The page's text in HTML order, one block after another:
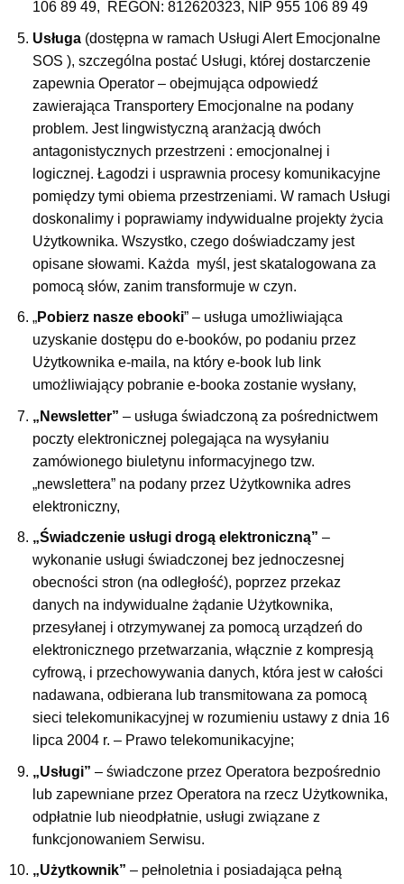
106 89 49, REGON: 812620323, NIP 955 106 89 49
Usługa (dostępna w ramach Usługi Alert Emocjonalne
SOS ), szczególna postać Usługi, której dostarczenie
zapewnia Operator – obejmująca odpowiedź
zawierająca Transportery Emocjonalne na podany
problem. Jest lingwistyczną aranżacją dwóch
antagonistycznych przestrzeni : emocjonalnej i
logicznej. Łagodzi i usprawnia procesy komunikacyjne
pomiędzy tymi obiema przestrzeniami. W ramach Usługi
doskonalimy i poprawiamy indywidualne projekty życia
Użytkownika. Wszystko, czego doświadczamy jest
opisane słowami. Każda myśl, jest skatalogowana za
pomocą słów, zanim transformuje w czyn.
„Pobierz nasze ebooki” – usługa umożliwiająca
uzyskanie dostępu do e-booków, po podaniu przez
Użytkownika e-maila, na który e-book lub link
umożliwiający pobranie e-booka zostanie wysłany,
„Newsletter” – usługa świadczoną za pośrednictwem
poczty elektronicznej polegająca na wysyłaniu
zamówionego biuletynu informacyjnego tzw.
„newslettera” na podany przez Użytkownika adres
elektroniczny,
„Świadczenie usługi drogą elektroniczną” –
wykonanie usługi świadczonej bez jednoczesnej
obecności stron (na odległość), poprzez przekaz
danych na indywidualne żądanie Użytkownika,
przesyłanej i otrzymywanej za pomocą urządzeń do
elektronicznego przetwarzania, włącznie z kompresją
cyfrową, i przechowywania danych, która jest w całości
nadawana, odbierana lub transmitowana za pomocą
sieci telekomunikacyjnej w rozumieniu ustawy z dnia 16
lipca 2004 r. – Prawo telekomunikacyjne;
„Usługi” – świadczone przez Operatora bezpośrednio
lub zapewniane przez Operatora na rzecz Użytkownika,
odpłatnie lub nieodpłatnie, usługi związane z
funkcjonowaniem Serwisu.
„Użytkownik” – pełnoletnia i posiadająca pełną